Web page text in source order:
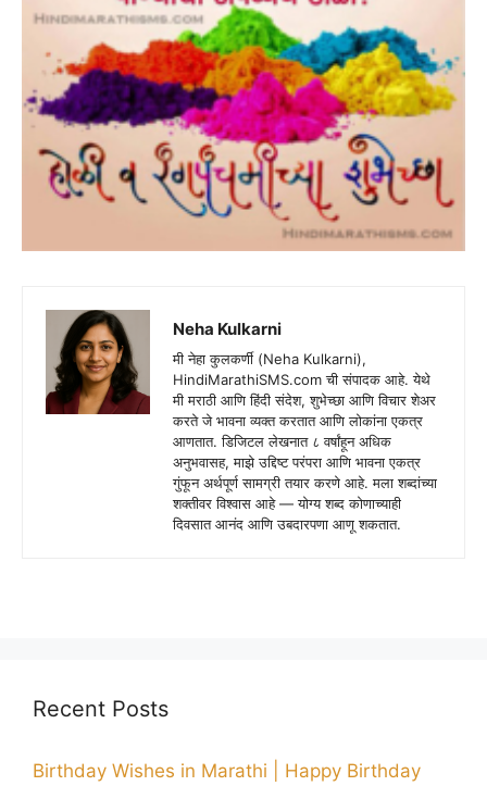
Neha Kulkarni
मी नेहा कुलकर्णी (Neha Kulkarni),
HindiMarathiSMS.com ची संपादक आहे. येथे
मी मराठी आणि हिंदी संदेश, शुभेच्छा आणि विचार शेअर
करते जे भावना व्यक्त करतात आणि लोकांना एकत्र
आणतात. डिजिटल लेखनात ८ वर्षांहून अधिक
अनुभवासह, माझे उद्दिष्ट परंपरा आणि भावना एकत्र
गुंफून अर्थपूर्ण सामग्री तयार करणे आहे. मला शब्दांच्या
शक्तीवर विश्वास आहे — योग्य शब्द कोणाच्याही
दिवसात आनंद आणि उबदारपणा आणू शकतात.
Recent Posts
Birthday Wishes in Marathi | Happy Birthday